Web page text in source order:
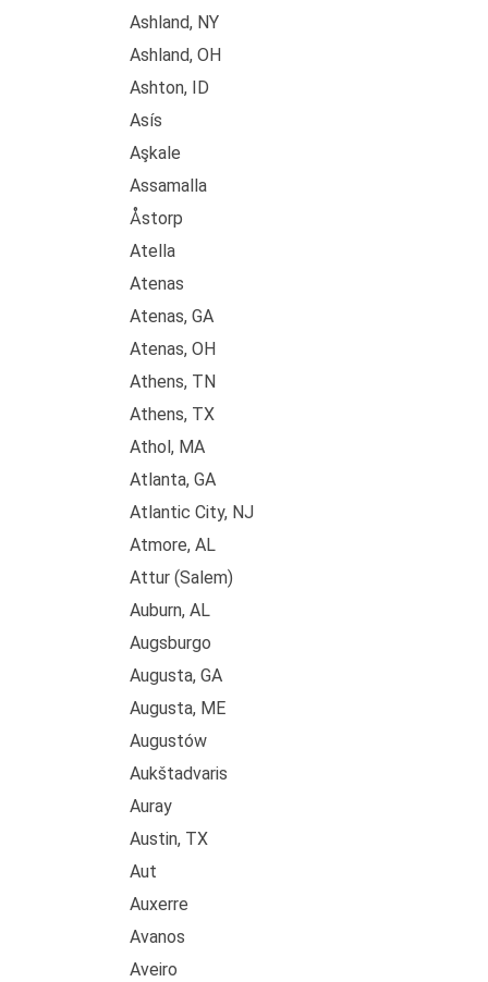
Ashland, NY
Ashland, OH
Ashton, ID
Asís
Aşkale
Assamalla
Åstorp
Atella
Atenas
Atenas, GA
Atenas, OH
Athens, TN
Athens, TX
Athol, MA
Atlanta, GA
Atlantic City, NJ
Atmore, AL
Attur (Salem)
Auburn, AL
Augsburgo
Augusta, GA
Augusta, ME
Augustów
Aukštadvaris
Auray
Austin, TX
Aut
Auxerre
Avanos
Aveiro